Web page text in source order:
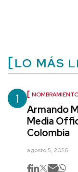
LO MÁS
1
Armando
Media
Colombia
agosto 5, 2026